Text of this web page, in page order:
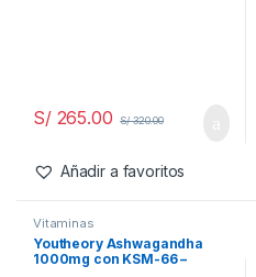
S/265.00 S/320.00
Añadir a favoritos
Vitaminasㅤ
Youtheory Ashwagandha
1000mg con KSM-66 –